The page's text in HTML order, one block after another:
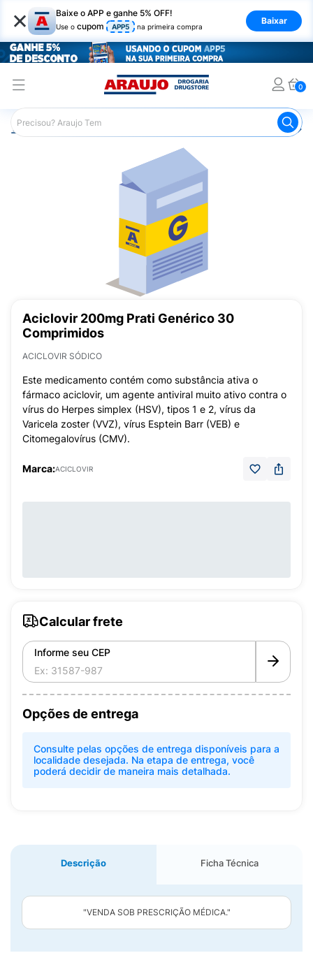
× Baixe o APP e ganhe 5% OFF!
Use o cupom APP5 na primeira compra
Baixar
0
Araujo Medicamentos Remédio para Pele e Mucosa
Aciclovir 200mg Prati Genérico 30
Comprimidos
ACICLOVIR SÓDICO
Este medicamento contém como substância ativa o
fármaco aciclovir, um agente antiviral muito ativo contra o
vírus do Herpes simplex (HSV), tipos 1 e 2, vírus da
Varicela zoster (VVZ), vírus Esptein Barr (VEB) e
Citomegalovírus (CMV).
Marca:ACICLOVIR
Calcular frete
Informe seu CEP
Opções de entrega
Consulte pelas opções de entrega disponíveis para a
localidade desejada. Na etapa de entrega, você
poderá decidir de maneira mais detalhada.
Descrição Ficha Técnica
"VENDA SOB PRESCRIÇÃO MÉDICA."